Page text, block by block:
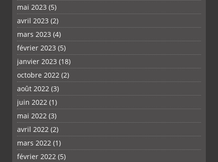
mai 2023 (5)
avril 2023 (2)
mars 2023 (4)
février 2023 (5)
janvier 2023 (18)
octobre 2022 (2)
août 2022 (3)
juin 2022 (1)
mai 2022 (3)
avril 2022 (2)
mars 2022 (1)
février 2022 (5)